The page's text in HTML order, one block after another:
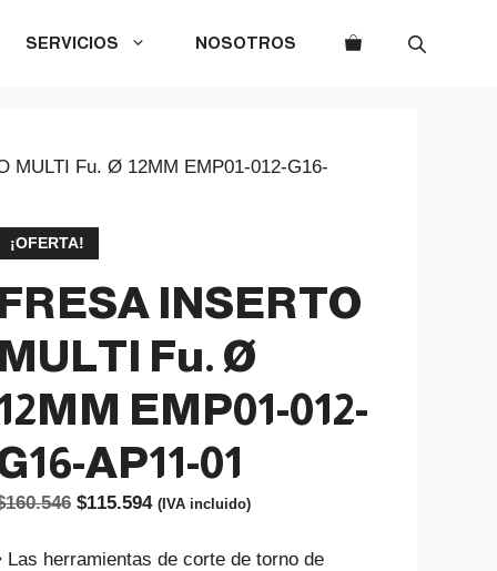
SERVICIOS NOSOTROS
MULTI Fu. Ø 12MM EMP01-012-G16-
¡OFERTA!
FRESA INSERTO
MULTI Fu. Ø
EMP01-012-
AP11-01
160.546 El
original
$115.594El
actual
(IVA incluido)
Las herramientas de corte de torno de